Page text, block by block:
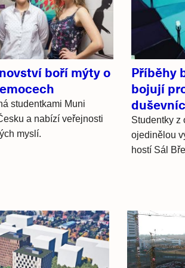
boří mýty o
studentkami Muni
a nabízí veřejnosti
myslí.
Příběhy
bojují
Studentky z
ojedinělou
hostí Sál